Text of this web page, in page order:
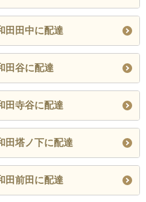
田中に配達
田谷に配達
寺谷に配達
塔ノ下に配達
前田に配達